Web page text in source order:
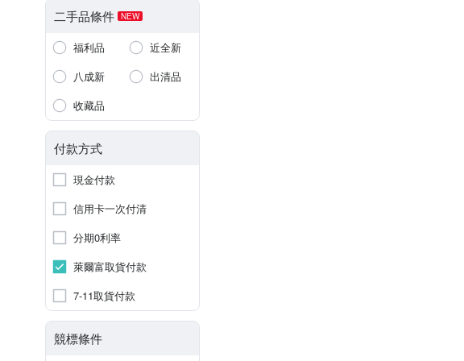
二手品條件 NEW
福利品
近全新
八成新
出清品
收藏品
付款方式
現金付款
信用卡一次付清
分期0利率
萊爾富取貨付款
7-11取貨付款
競標條件